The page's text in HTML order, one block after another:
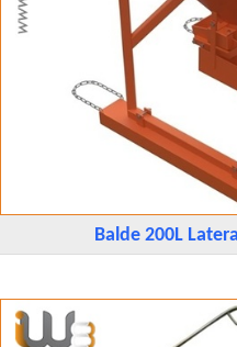
Balde 200L